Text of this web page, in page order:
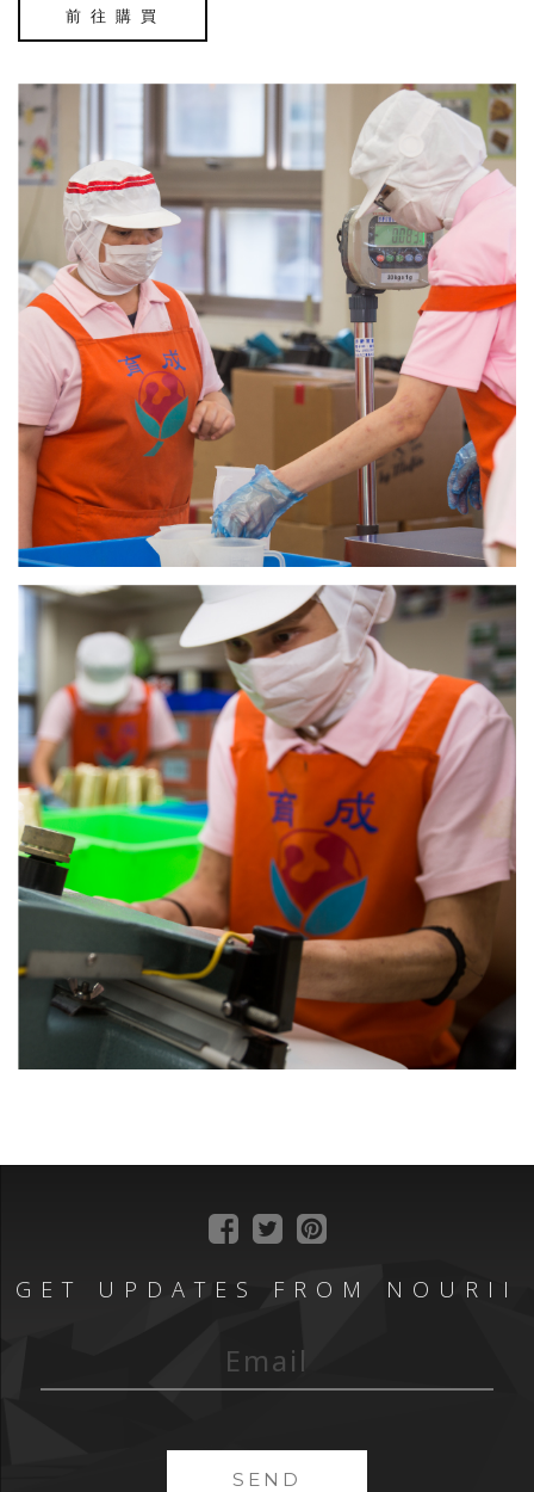
前 往 購 買
GET UPDATES FROM NOURII
SEND